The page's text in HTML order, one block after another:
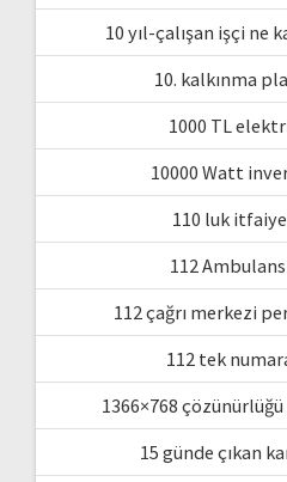
10 yıl-çalışan işçi ne
10. kalkınma
1000 TL
10000 Watt
110 luk
112
112 çağrı merkezi
112 tek
1366×768
15 günde çıkan